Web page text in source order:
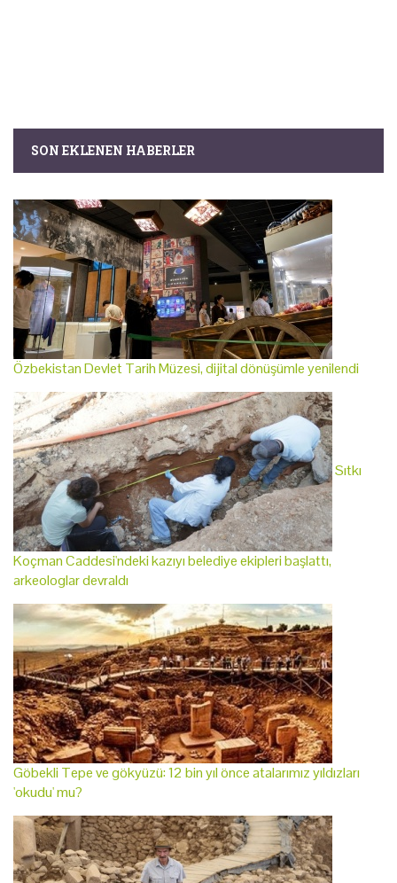
SON EKLENEN HABERLER
Özbekistan Devlet Tarih Müzesi, dijital dönüşümle yenilendi
Sıtkı
Koçman Caddesi'ndeki kazıyı belediye ekipleri başlattı,
arkeologlar devraldı
Göbekli Tepe ve gökyüzü: 12 bin yıl önce atalarımız yıldızları
'okudu' mu?